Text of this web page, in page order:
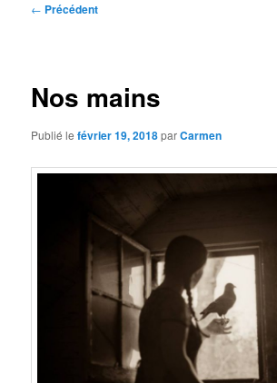
Navigation
← Précédent
Nos mains
Publié lefévrier 19, 2018parCarmen